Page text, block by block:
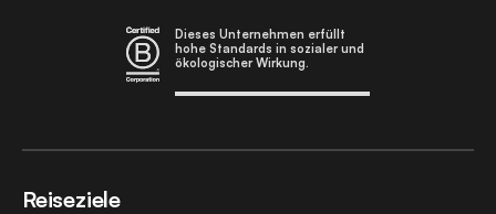
Dieses Unternehmen erfüllt
hohe Standards in sozialer und
ökologischer Wirkung.
Reiseziele